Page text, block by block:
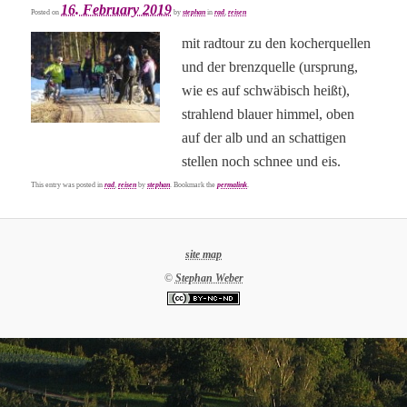
Posted on 16. February 2019 bystephan in rad ,reisen
mit radtour zu den kocherquellen
und der brenzquelle (ursprung,
wie es auf schwäbisch heißt),
strahlend blauer himmel, oben
auf der alb und an schattigen
stellen noch schnee und eis.
This entry was posted inrad,reisen bystephan. Bookmark thepermalink.
site map
© Stephan Weber